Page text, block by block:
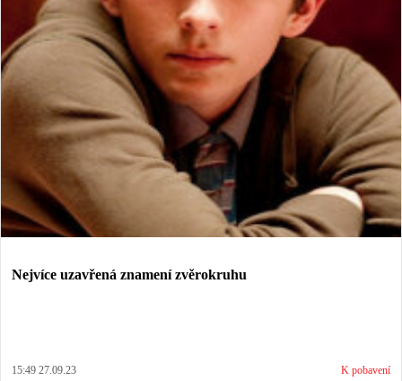
Nejvíce uzavřená znamení zvěrokruhu
15:49 27.09.23 K pobavení